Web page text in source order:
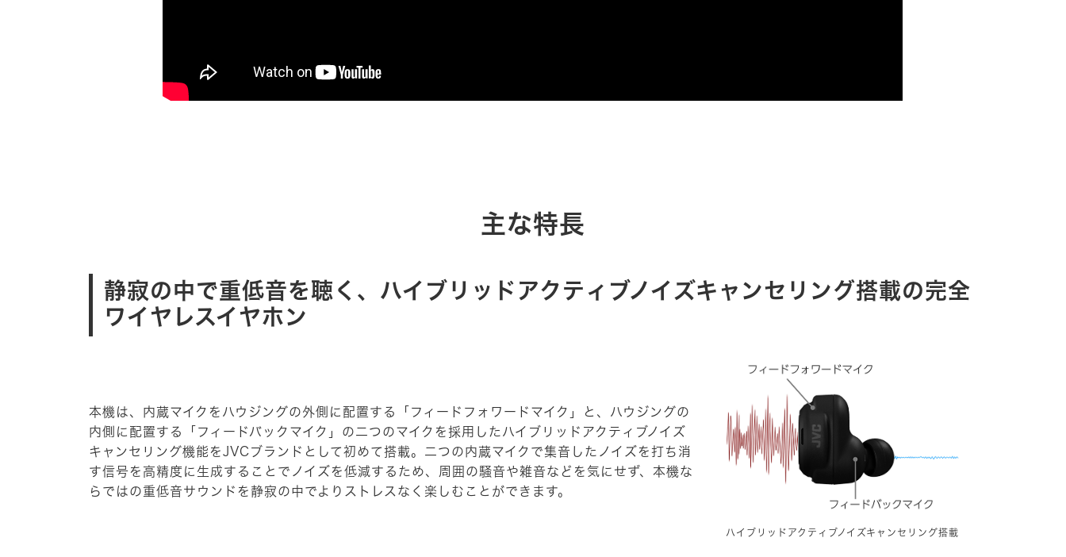
主な特長
静寂の中で重低音を聴く、ハイブリッドアクティブノイズキャンセリング搭載の完全
ワイヤレスイヤホン
ハイブリッドアクティブノイズキャンセリング搭載
本機は、内蔵マイクをハウジングの外側に配置する「フィードフォワードマイク」と、ハウジングの
内側に配置する「フィードバックマイク」の二つのマイクを採用したハイブリッドアクティブノイズ
キャンセリング機能をJVCブランドとして初めて搭載。二つの内蔵マイクで集音したノイズを打ち消
す信号を高精度に生成することでノイズを低減するため、周囲の騒音や雑音などを気にせず、本機な
らではの重低音サウンドを静寂の中でよりストレスなく楽しむことができます。